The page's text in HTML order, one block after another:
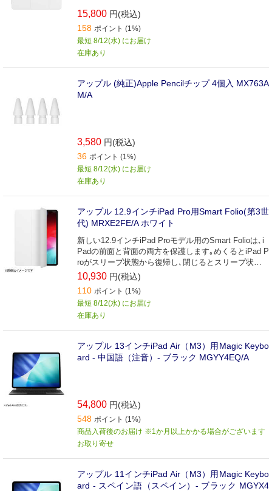
15,800 円(税込)
158 ポイント (1%)
最短 8/12(水) にお届け
在庫あり
アップル (純正)Apple Pencilチップ 4個入 MX763A
M/A
3,580 円(税込)
36 ポイント (1%)
最短 8/12(水) にお届け
在庫あり
アップル 12.9インチiPad Pro用Smart Folio(第3世
代) MRXE2FE/A ホワイト
新しい12.9インチiPad Proモデル用のSmart Folioは､i
Padの前面と背面の両方を保護します｡めくるとiPad P
roがスリープ状態から復帰し､閉じるとスリープ状態
に戻ります｡
10,930 円(税込)
110 ポイント (1%)
最短 8/12(水) にお届け
在庫あり
アップル 13インチiPad Air（M3）用Magic Keybo
ard - 中国語（注音）- ブラック MGYY4EQ/A
54,800 円(税込)
548 ポイント (1%)
商品入荷後のお届け ※1か月以上かかる場合がございます
お取り寄せ
アップル 11インチiPad Air（M3）用Magic Keybo
ard - スペイン語（スペイン）- ブラック MGYX4